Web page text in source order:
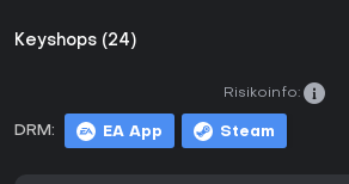
Keyshops (24)
DRM: EA App Steam
Risikoinfo: